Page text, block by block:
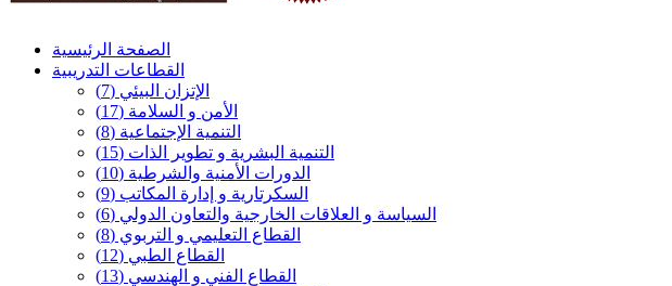
الصفحة الرئيسية
القطاعات التدريبية
الإتزان البيئي (7)
الأمن و السلامة (17)
التنمية الإجتماعية (8)
التنمية البشرية و تطوير الذات (15)
الدورات الأمنية والشرطية (10)
السكرتارية و إدارة المكاتب (9)
السياسة و العلاقات الخارجية والتعاون الدولي (6)
القطاع التعليمي و التربوي (8)
القطاع الطبي (12)
القطاع الفني و الهندسي (13)